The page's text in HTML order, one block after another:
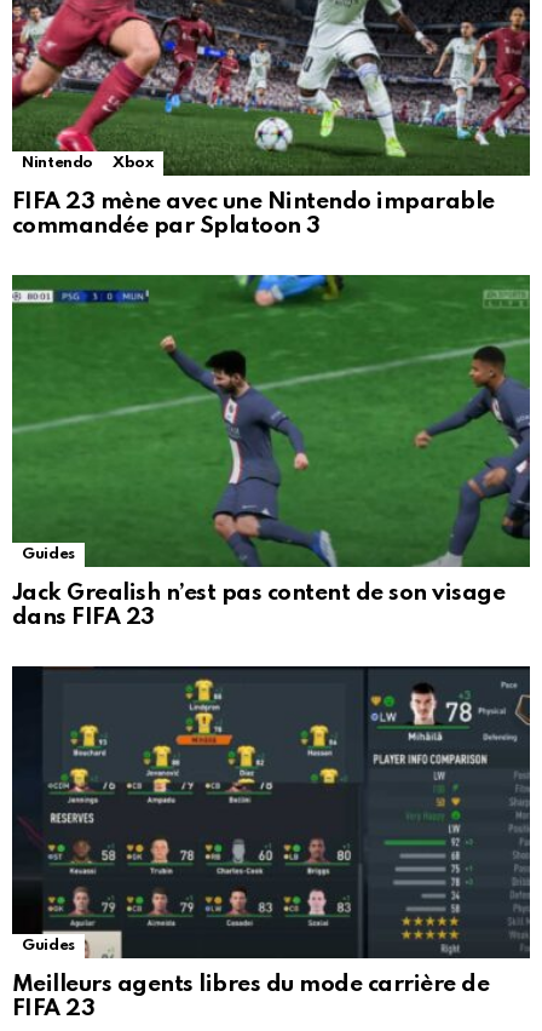
Nintendo Xbox
FIFA 23 mène avec une Nintendo imparable
commandée par Splatoon 3
Guides
Jack Grealish n’est pas content de son visage
dans FIFA 23
Guides
Meilleurs agents libres du mode carrière de
FIFA 23